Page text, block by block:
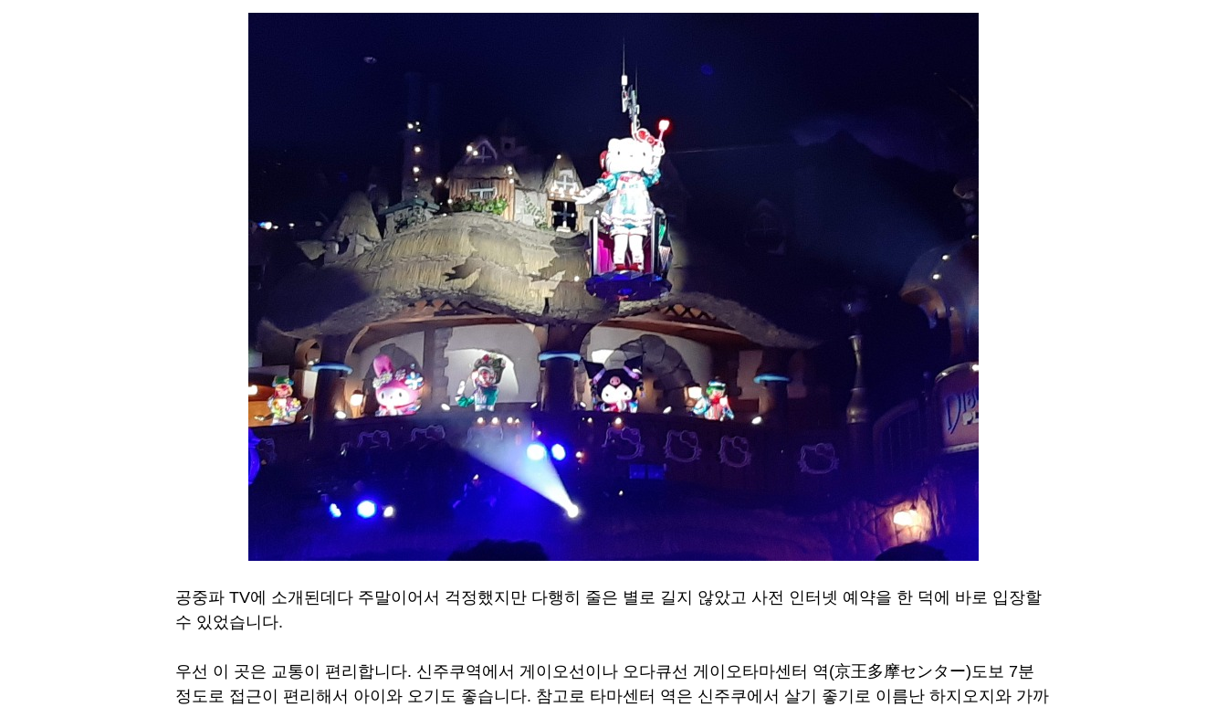
공중파 TV에 소개된데다 주말이어서 걱정했지만 다행히 줄은 별로 길지 않았고 사전 인터넷 예약을 한 덕에 바로 입장할
수 있었습니다.
우선 이 곳은 교통이 편리합니다. 신주쿠역에서 게이오선이나 오다큐선 게이오타마센터 역(京王多摩センター)도보 7분
정도로 접근이 편리해서 아이와 오기도 좋습니다. 참고로 타마센터 역은 신주쿠에서 살기 좋기로 이름난 하지오지와 가까